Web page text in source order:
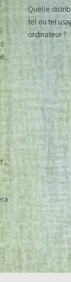
;
Quelle
tel ou tel
ordinateur ?